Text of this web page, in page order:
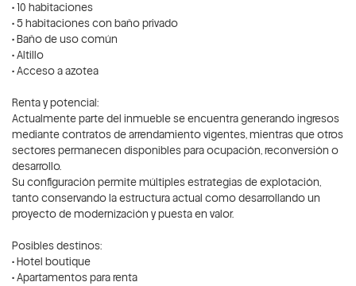
• 10 habitaciones
• 5 habitaciones con baño privado
• Baño de uso común
• Altillo
• Acceso a azotea
Renta y potencial:
Actualmente parte del inmueble se encuentra generando ingresos
mediante contratos de arrendamiento vigentes, mientras que otros
sectores permanecen disponibles para ocupación, reconversión o
desarrollo.
Su configuración permite múltiples estrategias de explotación,
tanto conservando la estructura actual como desarrollando un
proyecto de modernización y puesta en valor.
Posibles destinos:
• Hotel boutique
• Apartamentos para renta